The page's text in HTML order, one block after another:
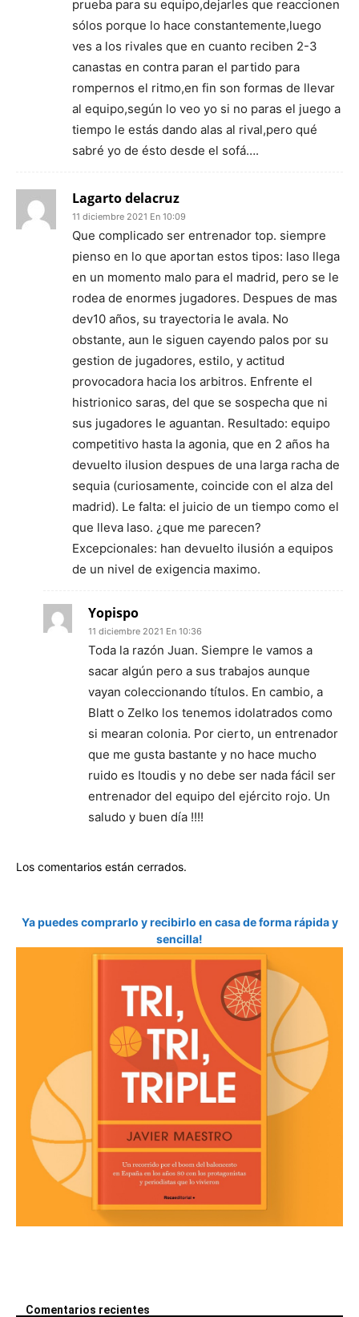
prueba para su equipo,dejarles que reaccionen
sólos porque lo hace constantemente,luego
ves a los rivales que en cuanto reciben 2-3
canastas en contra paran el partido para
rompernos el ritmo,en fin son formas de llevar
al equipo,según lo veo yo si no paras el juego a
tiempo le estás dando alas al rival,pero qué
sabré yo de ésto desde el sofá….
Lagarto delacruz
11 diciembre 2021 En 10:09
Que complicado ser entrenador top. siempre
pienso en lo que aportan estos tipos: laso llega
en un momento malo para el madrid, pero se le
rodea de enormes jugadores. Despues de mas
dev10 años, su trayectoria le avala. No
obstante, aun le siguen cayendo palos por su
gestion de jugadores, estilo, y actitud
provocadora hacia los arbitros. Enfrente el
histrionico saras, del que se sospecha que ni
sus jugadores le aguantan. Resultado: equipo
competitivo hasta la agonia, que en 2 años ha
devuelto ilusion despues de una larga racha de
sequia (curiosamente, coincide con el alza del
madrid). Le falta: el juicio de un tiempo como el
que lleva laso. ¿que me parecen?
Excepcionales: han devuelto ilusión a equipos
de un nivel de exigencia maximo.
Yopispo
11 diciembre 2021 En 10:36
Toda la razón Juan. Siempre le vamos a
sacar algún pero a sus trabajos aunque
vayan coleccionando títulos. En cambio, a
Blatt o Zelko los tenemos idolatrados como
si mearan colonia. Por cierto, un entrenador
que me gusta bastante y no hace mucho
ruido es Itoudis y no debe ser nada fácil ser
entrenador del equipo del ejército rojo. Un
saludo y buen día !!!!
Los comentarios están cerrados.
Ya puedes comprarlo y recibirlo en casa de forma rápida y
sencilla!
Comentarios recientes